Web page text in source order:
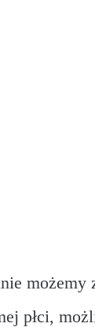
możemy
płci,